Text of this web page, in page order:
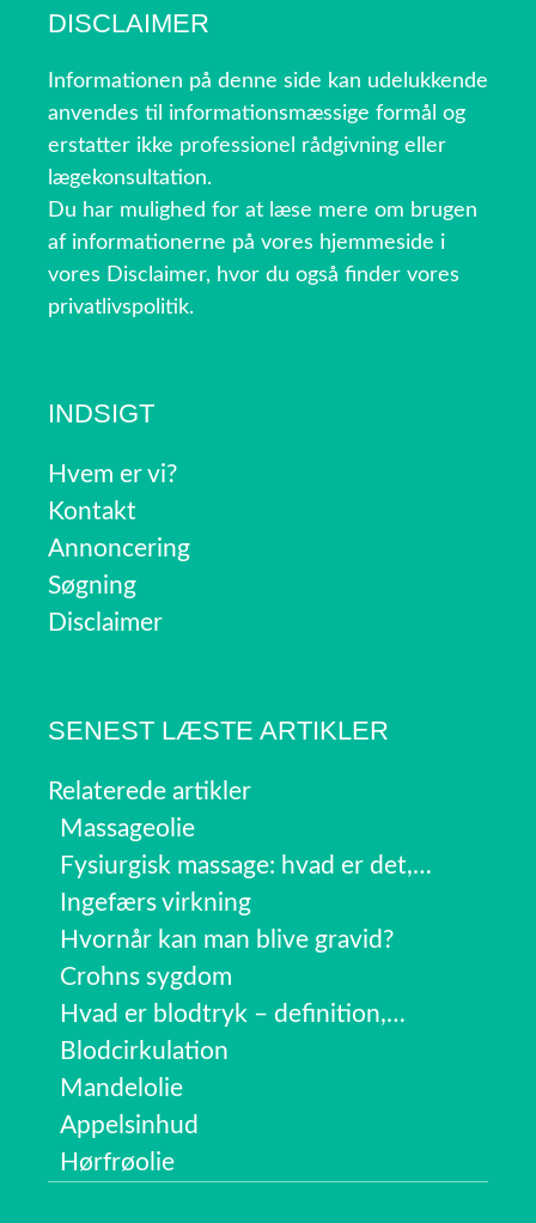
DISCLAIMER
Informationen på denne side kan udelukkende
anvendes til informationsmæssige formål og
erstatter ikke professionel rådgivning eller
lægekonsultation.
Du har mulighed for at læse mere om brugen
af informationerne på vores hjemmeside i
vores Disclaimer, hvor du også finder vores
privatlivspolitik.
INDSIGT
Hvem er vi?
Kontakt
Annoncering
Søgning
Disclaimer
SENEST LÆSTE ARTIKLER
Relaterede artikler
Massageolie
Fysiurgisk massage: hvad er det,…
Ingefærs virkning
Hvornår kan man blive gravid?
Crohns sygdom
Hvad er blodtryk – definition,…
Blodcirkulation
Mandelolie
Appelsinhud
Hørfrøolie